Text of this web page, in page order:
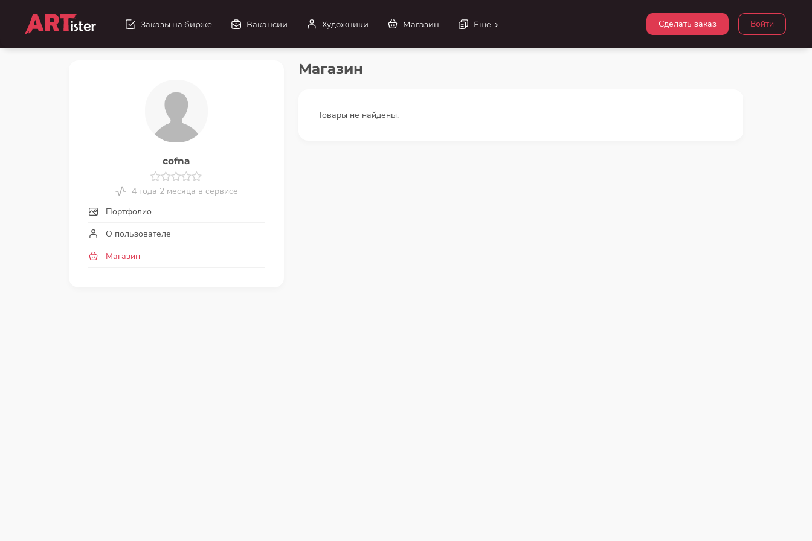
Войти
Сделать заказ
Заказы на бирже Вакансии Художники Магазин Еще
cofna
4 года 2 месяца в сервисе
Портфолио
О пользователе
Магазин
Магазин
Товары не найдены.